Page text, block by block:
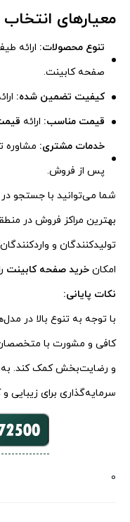
معیارهای
تنوع محصولات: ارائه
صفحه کابینت.
کیفیت تضمین شده:
قیمت مناسب: ارائه
خدمات مشتری:
پس از فروش.
شما می‌توانید با جستجو
بهترین مراکز فروش در
تولیدکنندگان و
امکان خرید صفحه کابینت
نکات پایانی:
با توجه به تنوع بالا در
کافی و مشورت با متخصصان
و رضایت‌بخش کمک کند. به
سرمایه‌گذاری برای زیبایی
0